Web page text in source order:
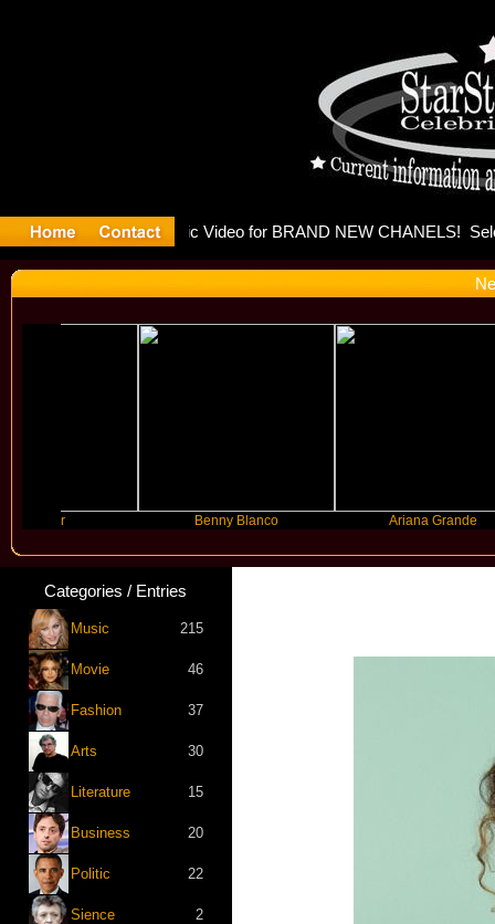
Benny Blanco Ariana Grande
Categories / Entries
Music 215
Movie 46
Fashion 37
Arts 30
Literature 15
Business 20
Politic 22
Sience 2